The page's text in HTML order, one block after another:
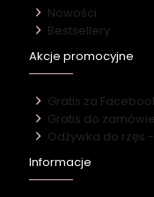
Nowości
Bestsellery
Akcje promocyjne
Gratis za
Gratis do
Odżywka do rzęs
Informacje